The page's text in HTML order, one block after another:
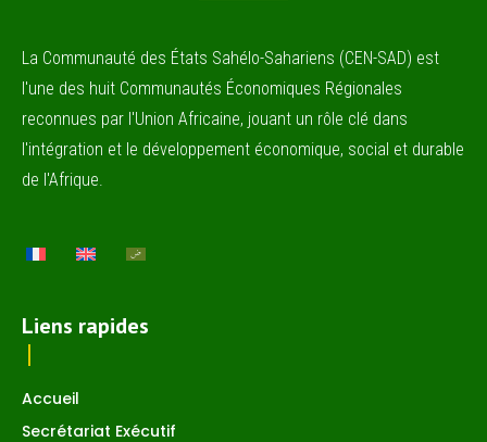
La Communauté des États Sahélo-Sahariens (CEN-SAD) est
l'une des huit Communautés Économiques Régionales
reconnues par l'Union Africaine, jouant un rôle clé dans
l'intégration et le développement économique, social et durable
de l'Afrique.
Liens rapides
Accueil
Secrétariat Exécutif